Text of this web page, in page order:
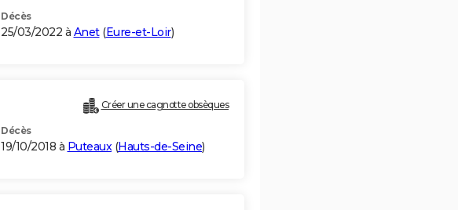
Décès
25/03/2022 à Anet(Eure-et-Loir)
Créer une cagnotte obsèques
Décès
19/10/2018 à Puteaux(Hauts-de-Seine)